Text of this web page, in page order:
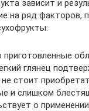
зависит и
на ряд факторов,
приготовленные
глянец
стоит
и слишком
о